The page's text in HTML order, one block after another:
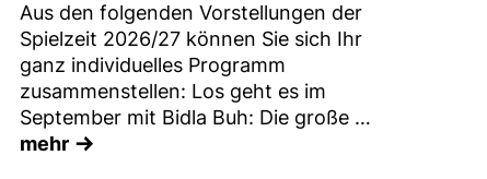
Aus den folgenden Vorstellungen der
Spielzeit 2026/27 können Sie sich Ihr
ganz individuelles Programm
zusammenstellen: Los geht es im
September mit Bidla Buh: Die große …
mehr